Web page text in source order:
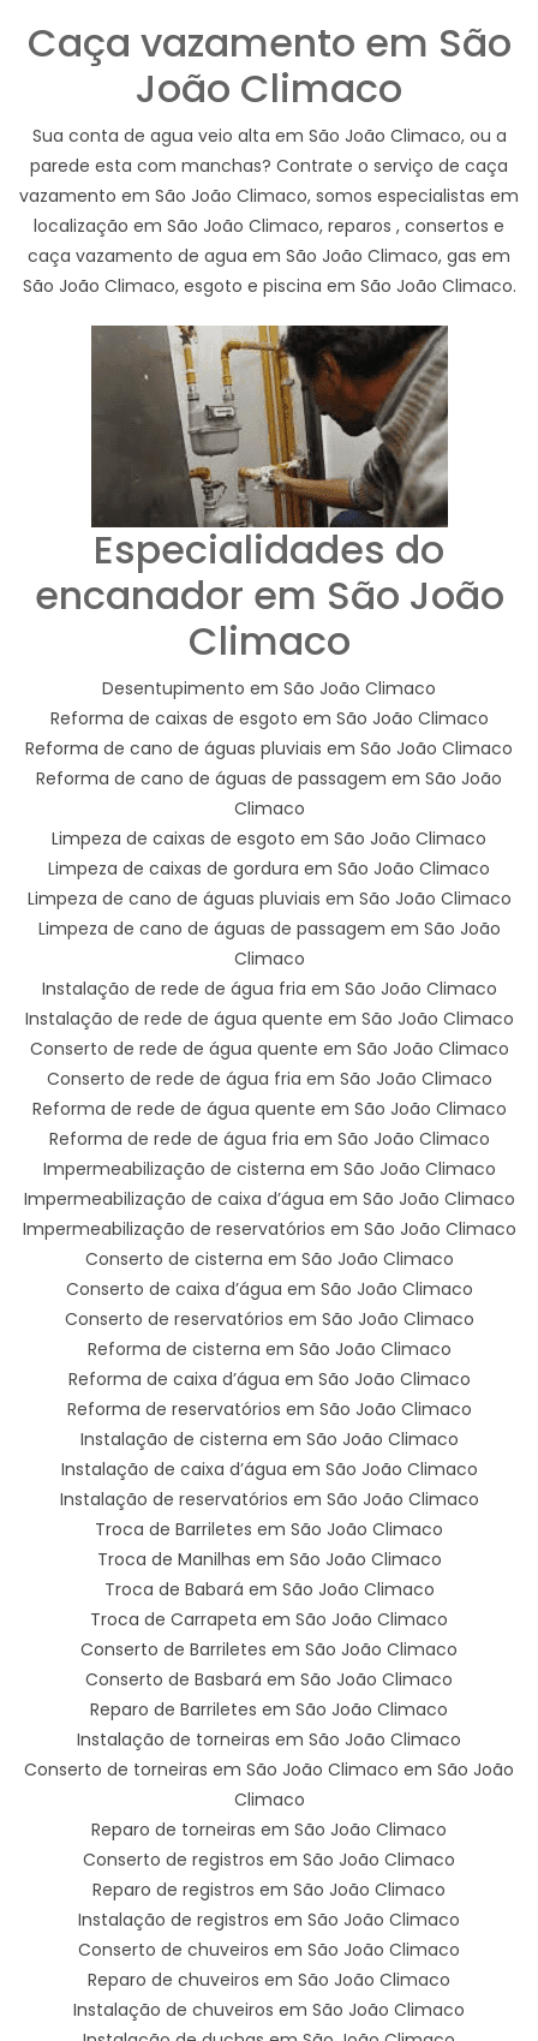
Caça vazamento em São
João Climaco
Sua conta de agua veio alta em São João Climaco, ou a
parede esta com manchas? Contrate o serviço de caça
vazamento em São João Climaco, somos especialistas em
localização em São João Climaco, reparos , consertos e
caça vazamento de agua em São João Climaco, gas em
São João Climaco, esgoto e piscina em São João Climaco.
Especialidades do
encanador em São João
Climaco
Desentupimento em São João Climaco
Reforma de caixas de esgoto em São João Climaco
Reforma de cano de águas pluviais em São João Climaco
Reforma de cano de águas de passagem em São João
Climaco
Limpeza de caixas de esgoto em São João Climaco
Limpeza de caixas de gordura em São João Climaco
Limpeza de cano de águas pluviais em São João Climaco
Limpeza de cano de águas de passagem em São João
Climaco
Instalação de rede de água fria em São João Climaco
Instalação de rede de água quente em São João Climaco
Conserto de rede de água quente em São João Climaco
Conserto de rede de água fria em São João Climaco
Reforma de rede de água quente em São João Climaco
Reforma de rede de água fria em São João Climaco
Impermeabilização de cisterna em São João Climaco
Impermeabilização de caixa d’água em São João Climaco
Impermeabilização de reservatórios em São João Climaco
Conserto de cisterna em São João Climaco
Conserto de caixa d’água em São João Climaco
Conserto de reservatórios em São João Climaco
Reforma de cisterna em São João Climaco
Reforma de caixa d’água em São João Climaco
Reforma de reservatórios em São João Climaco
Instalação de cisterna em São João Climaco
Instalação de caixa d’água em São João Climaco
Instalação de reservatórios em São João Climaco
Troca de Barriletes em São João Climaco
Troca de Manilhas em São João Climaco
Troca de Babará em São João Climaco
Troca de Carrapeta em São João Climaco
Conserto de Barriletes em São João Climaco
Conserto de Basbará em São João Climaco
Reparo de Barriletes em São João Climaco
Instalação de torneiras em São João Climaco
Conserto de torneiras em São João Climaco em São João
Climaco
Reparo de torneiras em São João Climaco
Conserto de registros em São João Climaco
Reparo de registros em São João Climaco
Instalação de registros em São João Climaco
Conserto de chuveiros em São João Climaco
Reparo de chuveiros em São João Climaco
Instalação de chuveiros em São João Climaco